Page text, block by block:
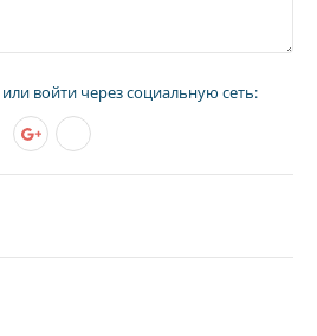
или войти через социальную сеть: